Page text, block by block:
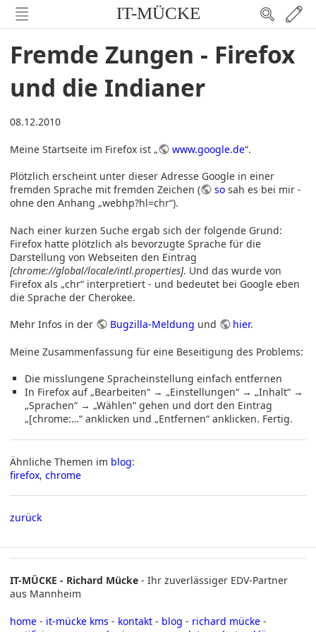
IT-MÜCKE
Fremde Zungen - Firefox
und die Indianer
08.12.2010
Meine Startseite im Firefox ist „ www.google.de“.
Plötzlich erscheint unter dieser Adresse Google in einer
fremden Sprache mit fremden Zeichen (
sosah es bei mir -
ohne den Anhang „webhp?hl=chr“).
Nach einer kurzen Suche ergab sich der folgende Grund:
Firefox hatte plötzlich als bevorzugte Sprache für die
Darstellung von Webseiten den Eintrag
[chrome://global/locale/intl.properties]. Und das wurde von
Firefox als „chr“ interpretiert - und bedeutet bei Google eben
die Sprache der Cherokee.
Mehr Infos in der Bugzilla-Meldung und hier.
Meine Zusammenfassung für eine Beseitigung des Problems:
Die misslungene Spracheinstellung einfach entfernen
In Firefox auf „Bearbeiten“ → „Einstellungen“ → „Inhalt“ →
„Sprachen“ → „Wählen“ gehen und dort den Eintrag
„[chrome:…“ anklicken und „Entfernen“ anklicken. Fertig.
Ähnliche Themen im blog:
firefox, chrome
zurück
IT-MÜCKE - Richard Mücke - Ihr zuverlässiger EDV-Partner
aus Mannheim
home - it-mücke kms - kontakt - blog - richard mücke -